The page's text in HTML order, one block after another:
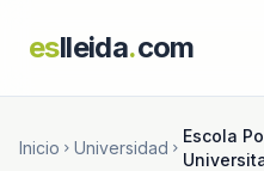
eslleida.com
Inicio chevron_right Universidad chevron_right
Escola